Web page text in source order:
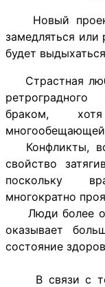
Новый
замедляться или
будет
Страстная
браком,
Конфликты,
свойство
поскольку
многократно
Люди более
оказывает
состояние
В связи с